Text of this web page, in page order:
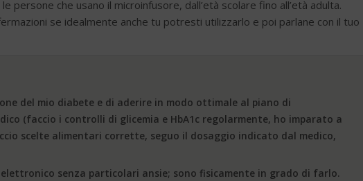
persone che usano il microinfusore, dall’età scolare fino all’età adulta.
se idealmente anche tu potresti utilizzarlo e poi parlane con il tuo
del mio diabete e di aderire in modo ottimale al piano di
(faccio i controlli di glicemia e HbA1c regolarmente, ho imparato a
scelte alimentari corrette, seguo il dosaggio indicato dal medico,
senza particolari ansie; sono fisicamente in grado di farlo.